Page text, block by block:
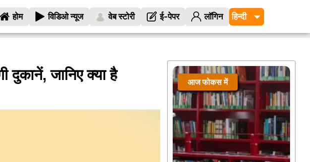
होम विडिओ न्यूज वेब स्टोरी ई-पेपर लॉगिन
दुकानें, जानिए क्या है
आज फोकस में